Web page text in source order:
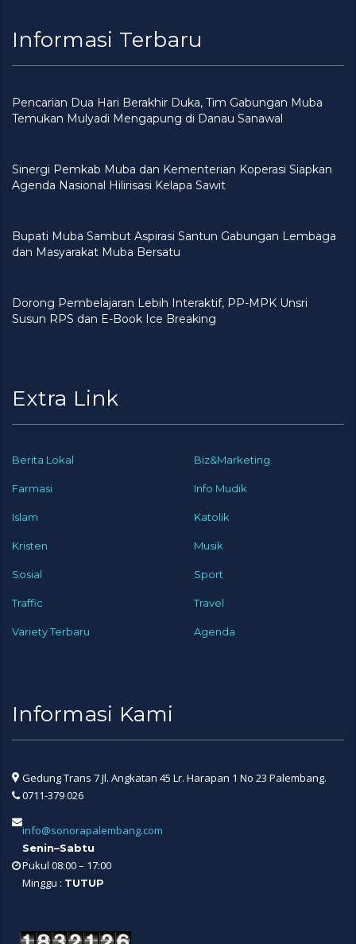
Informasi Terbaru
Pencarian Dua Hari Berakhir Duka, Tim Gabungan Muba
Temukan Mulyadi Mengapung di Danau Sanawal
Sinergi Pemkab Muba dan Kementerian Koperasi Siapkan
Agenda Nasional Hilirisasi Kelapa Sawit
Bupati Muba Sambut Aspirasi Santun Gabungan Lembaga
dan Masyarakat Muba Bersatu
Dorong Pembelajaran Lebih Interaktif, PP-MPK Unsri
Susun RPS dan E-Book Ice Breaking
Extra Link
Berita Lokal Biz&Marketing
Farmasi Info Mudik
Islam Katolik
Kristen Musik
Sosial Sport
Traffic Travel
Variety Terbaru Agenda
Informasi Kami
Gedung Trans 7 Jl. Angkatan 45 Lr. Harapan 1 No 23 Palembang.
0711-379 026
info@sonorapalembang.com
Senin–Sabtu
Pukul 08:00 – 17:00
Minggu : TUTUP